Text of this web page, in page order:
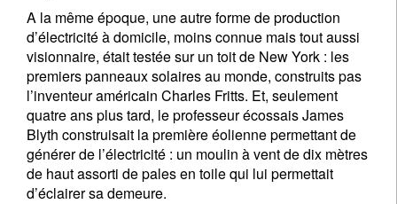
A la même époque, une autre forme de production
d’électricité à domicile, moins connue mais tout aussi
visionnaire, était testée sur un toit de New York : les
premiers panneaux solaires au monde, construits pas
l’inventeur américain Charles Fritts. Et, seulement
quatre ans plus tard, le professeur écossais James
Blyth construisait la première éolienne permettant de
générer de l’électricité : un moulin à vent de dix mètres
de haut assorti de pales en toile qui lui permettait
d’éclairer sa demeure.